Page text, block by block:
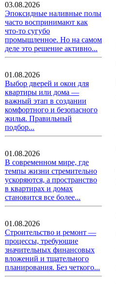
03.08.2026
Эпоксидные наливные полы
часто воспринимают как
что-то сугубо
промышленное. Но на самом
деле это решение активно...
01.08.2026
Выбор дверей и окон для
квартиры или дома —
важный этап в создании
комфортного и безопасного
жилья. Правильный
подбор...
01.08.2026
В современном мире, где
темпы жизни стремительно
ускоряются, а пространство
в квартирах и домах
становится все более...
01.08.2026
Строительство и ремонт —
процессы, требующие
значительных финансовых
вложений и тщательного
планирования. Без четкого...